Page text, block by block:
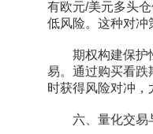
有欧元/美元多头
低风险。这种对冲
期权构建保护性
易。通过购买看跌
时获得风险对冲，
六、量化交易